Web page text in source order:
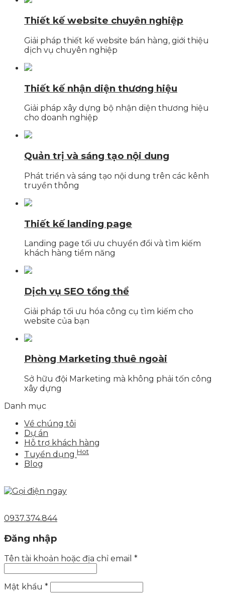
Thiết kế website chuyên nghiệp
Giải pháp thiết kế website bán hàng, giới thiệu
dịch vụ chuyên nghiệp
Thiết kế nhận diện thương hiệu
Giải pháp xây dựng bộ nhận diện thương hiệu
cho doanh nghiệp
Quản trị và sáng tạo nội dung
Phát triển và sáng tạo nội dung trên các kênh
truyền thông
Thiết kế landing page
Landing page tối ưu chuyển đổi và tìm kiếm
khách hàng tiềm năng
Dịch vụ SEO tổng thể
Giải pháp tối ưu hóa công cụ tìm kiếm cho
website của bạn
Phòng Marketing thuê ngoài
Sở hữu đội Marketing mà không phải tốn công
xây dựng
Danh mục
Về chúng tôi
Dự án
Hỗ trợ khách hàng
Tuyển dụng Hot
Blog
0937.374.844
Đăng nhập
Tên tài khoản hoặc địa chỉ email *
Mật khẩu *